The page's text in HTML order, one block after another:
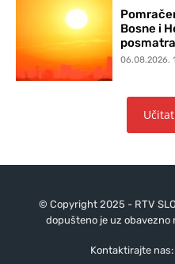
Bosne i
06.08.2026.
© Copyright 2025 - RTV
dopušteno je uz obavezno
Kontaktirajte nas: